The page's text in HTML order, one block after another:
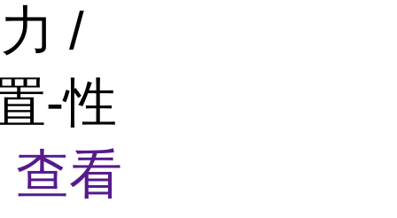
/
-性
查看